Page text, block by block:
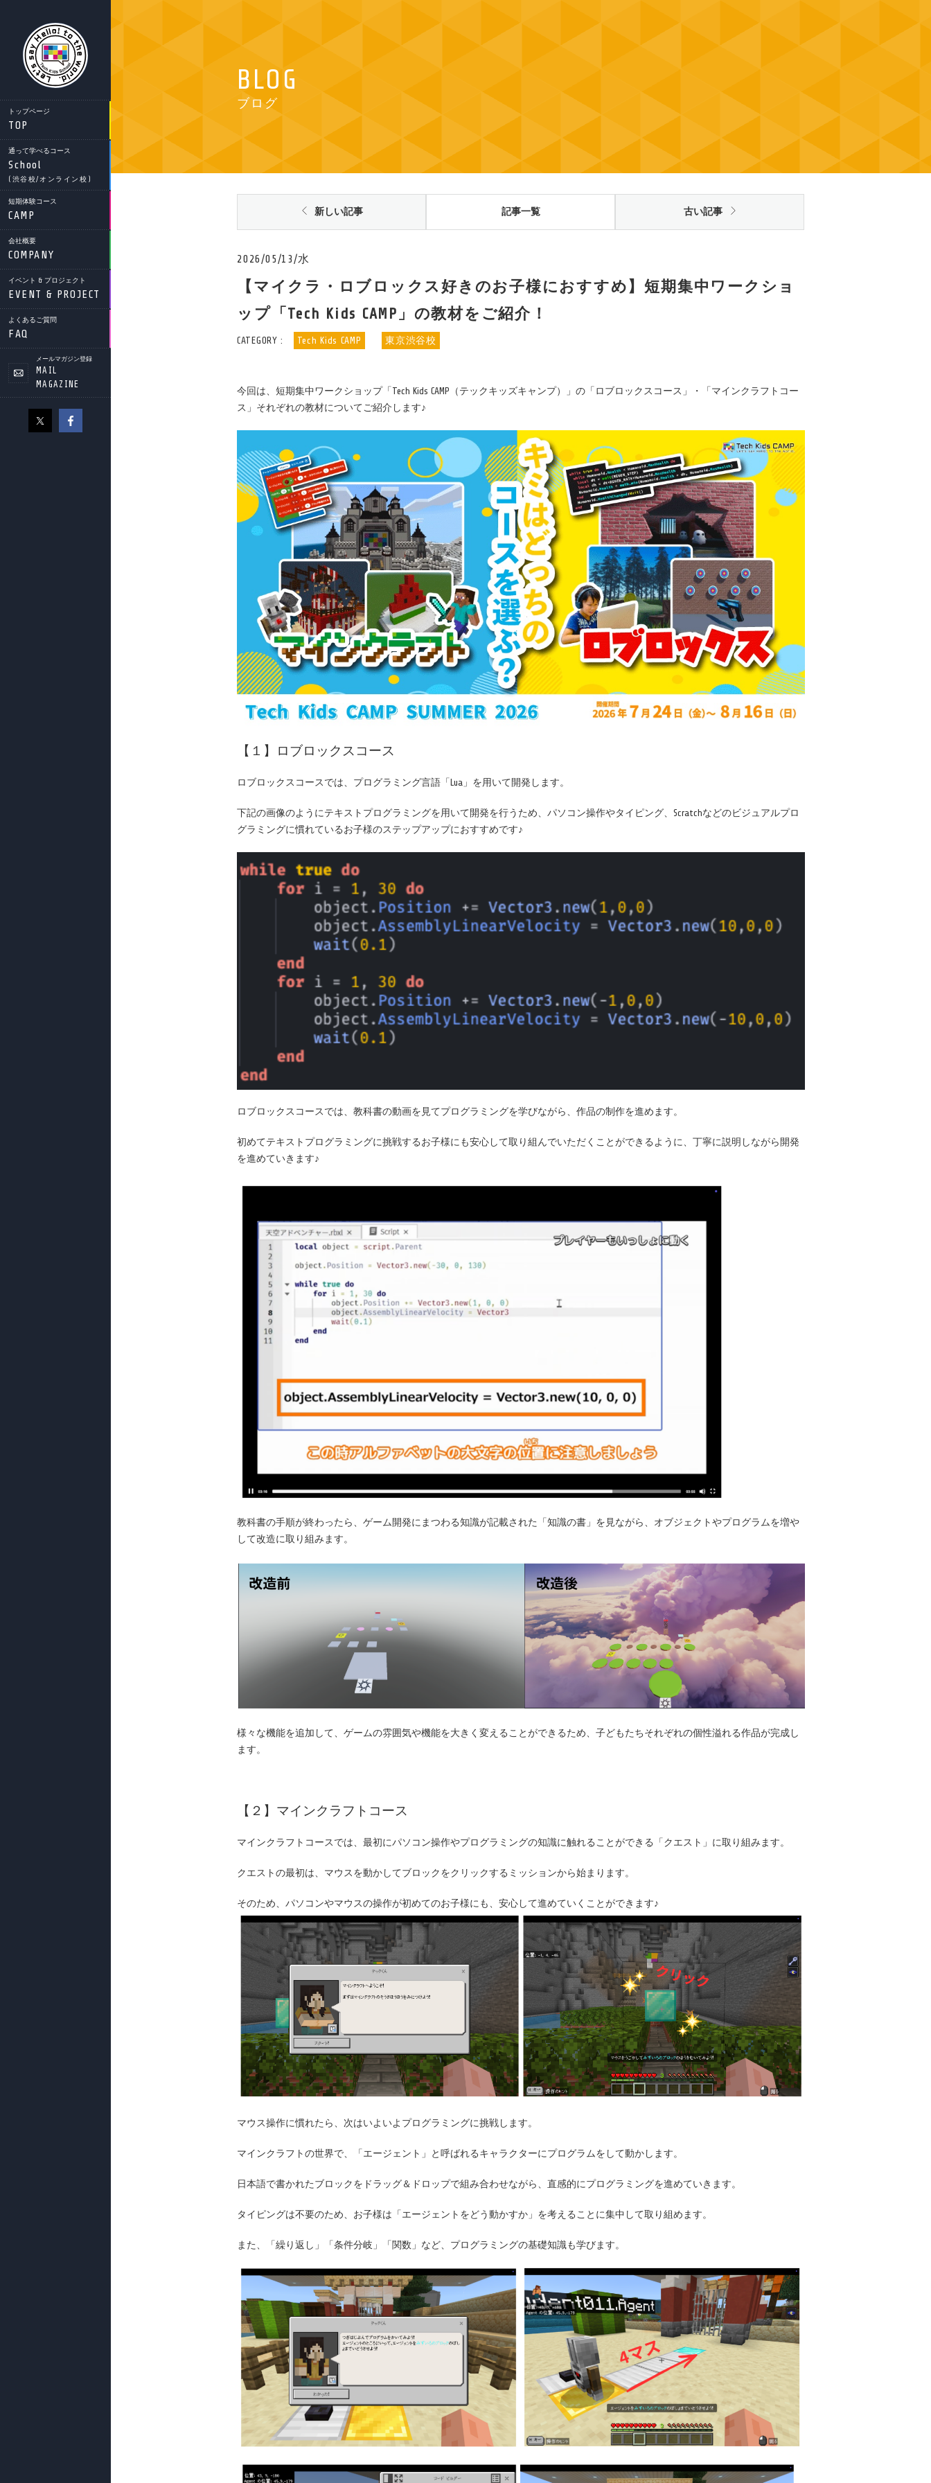
トップページ
TOP
通って学べるコース
School
(渋谷校/オンライン校)
短期体験コース
CAMP
会社概要
COMPANY
イベント & プロジェクト
EVENT & PROJECT
よくあるご質問
FAQ
メールマガジン登録
MAIL
MAGAZINE
BLOG
ブログ
新しい記事 記事一覧 古い記事
2026/05/13/水
【マイクラ・ロブロックス好きのお子様におすすめ】短期集中ワークショ
ップ「Tech Kids CAMP」の教材をご紹介！
CATEGORY : Tech Kids CAMP 東京渋谷校
今回は、短期集中ワークショップ「Tech Kids CAMP（テックキッズキャンプ）」の「ロブロックスコース」・「マインクラフトコー
ス」それぞれの教材についてご紹介します♪
【１】ロブロックスコース
ロブロックスコースでは、プログラミング言語「Lua」を用いて開発します。
下記の画像のようにテキストプログラミングを用いて開発を行うため、パソコン操作やタイピング、Scratchなどのビジュアルプロ
グラミングに慣れているお子様のステップアップにおすすめです♪
ロブロックスコースでは、教科書の動画を見てプログラミングを学びながら、作品の制作を進めます。
初めてテキストプログラミングに挑戦するお子様にも安心して取り組んでいただくことができるように、丁寧に説明しながら開発
を進めていきます♪
教科書の手順が終わったら、ゲーム開発にまつわる知識が記載された「知識の書」を見ながら、オブジェクトやプログラムを増や
して改造に取り組みます。
様々な機能を追加して、ゲームの雰囲気や機能を大きく変えることができるため、子どもたちそれぞれの個性溢れる作品が完成し
ます。
【 ２ 】 マインクラフトコース
マインクラフトコースでは、最初にパソコン操作やプログラミングの知識に触れることができる「クエスト」に取り組みます。
クエストの最初は、マウスを動かしてブロックをクリックするミッションから始まります。
そのため、パソコンやマウスの操作が初めてのお子様にも、安心して進めていくことができます♪
マウス操作に慣れたら、次はいよいよプログラミングに挑戦します。
マインクラフトの世界で、「エージェント」と呼ばれるキャラクターにプログラムをして動かします。
日本語で書かれたブロックをドラッグ＆ドロップで組み合わせながら、直感的にプログラミングを進めていきます。
タイピングは不要のため、お子様は「エージェントをどう動かすか」を考えることに集中して取り組めます。
また、「繰り返し」「条件分岐」「関数」など、プログラミングの基礎知識も学びます。